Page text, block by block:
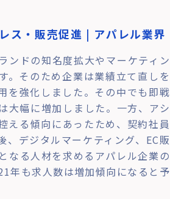
ス・販売促進 | アパレル業界
ンドの知名度拡大やマーケティン
。そのため企業は業績立て直しを
を強化しました。その中でも即戦
大幅に増加しました。一方、アシ
える傾向にあったため、契約社員
デジタルマーケティング、EC販
なる人材を求めるアパレル企業の
年も求人数は増加傾向になると予